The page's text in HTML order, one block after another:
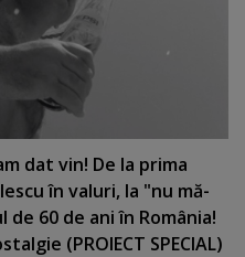
dat vin! De la prima
în valuri, la "nu mă-
60 de ani în România!
(PROIECT SPECIAL)